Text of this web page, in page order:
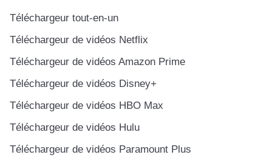
Téléchargeur tout-en-un
Téléchargeur de vidéos Netflix
Téléchargeur de vidéos Amazon Prime
Téléchargeur de vidéos Disney+
Téléchargeur de vidéos HBO Max
Téléchargeur de vidéos Hulu
Téléchargeur de vidéos Paramount Plus